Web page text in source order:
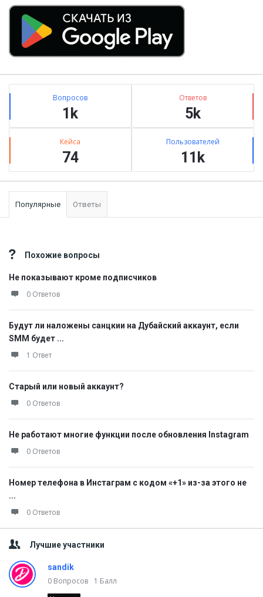
Stats Вопросов
1k
Ответов
5k
Кейса
74
Пользователей
11k
Популярные Ответы
Похожие вопросы
Не показывают кроме подписчиков
0 Ответов
Будут ли наложены санцкии на Дубайский аккаунт, если
SMM будет ...
1 Ответ
Старый или новый аккаунт?
0 Ответов
Не работают многие функции после обновления Instagram
0 Ответов
Номер телефона в Инстаграм с кодом «+1» из-за этого не
...
0 Ответов
Лучшие участники
sandik
0 Вопросов 1 Балл